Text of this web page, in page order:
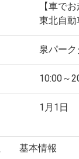
【車で
東北自動
泉パー
10:00～
1月1日
基本情報